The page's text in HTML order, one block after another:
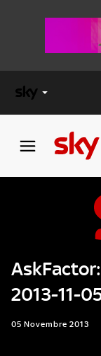
Cos’altro vedere:
PROGRAMMI SKY
Un mondo di
SKY.IT
2013-11-
05 Novembre 2013